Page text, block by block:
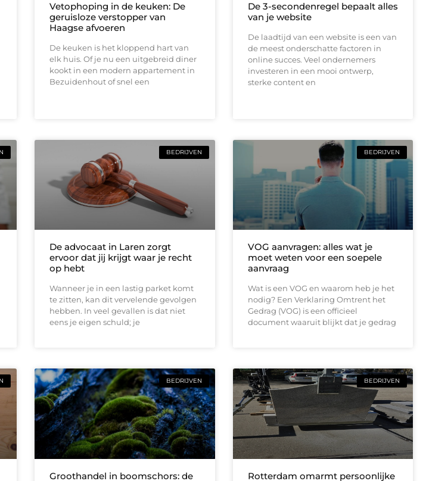
Vetophoping in de keuken: De
geruisloze verstopper van
Haagse afvoeren
De keuken is het kloppend hart van
elk huis. Of je nu een uitgebreid diner
kookt in een modern appartement in
Bezuidenhout of snel een
De 3-secondenregel bepaalt alles
van je website
De laadtijd van een website is een van
de meest onderschatte factoren in
online succes. Veel ondernemers
investeren in een mooi ontwerp,
sterke content en
BEDRIJVEN
De advocaat in Laren zorgt
ervoor dat jij krijgt waar je recht
op hebt
Wanneer je in een lastig parket komt
te zitten, kan dit vervelende gevolgen
hebben. In veel gevallen is dat niet
eens je eigen schuld; je
BEDRIJVEN
VOG aanvragen: alles wat je
moet weten voor een soepele
aanvraag
Wat is een VOG en waarom heb je het
nodig? Een Verklaring Omtrent het
Gedrag (VOG) is een officieel
document waaruit blijkt dat je gedrag
BEDRIJVEN
Groothandel in boomschors: de
BEDRIJVEN
Rotterdam omarmt persoonlijke